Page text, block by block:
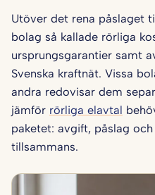
Utöver det rena påslaget
bolag så kallade rörliga
ursprungsgarantier samt
Svenska kraftnät. Vissa
andra redovisar dem
jämför rörliga elavtal
paketet: avgift, påslag
tillsammans.